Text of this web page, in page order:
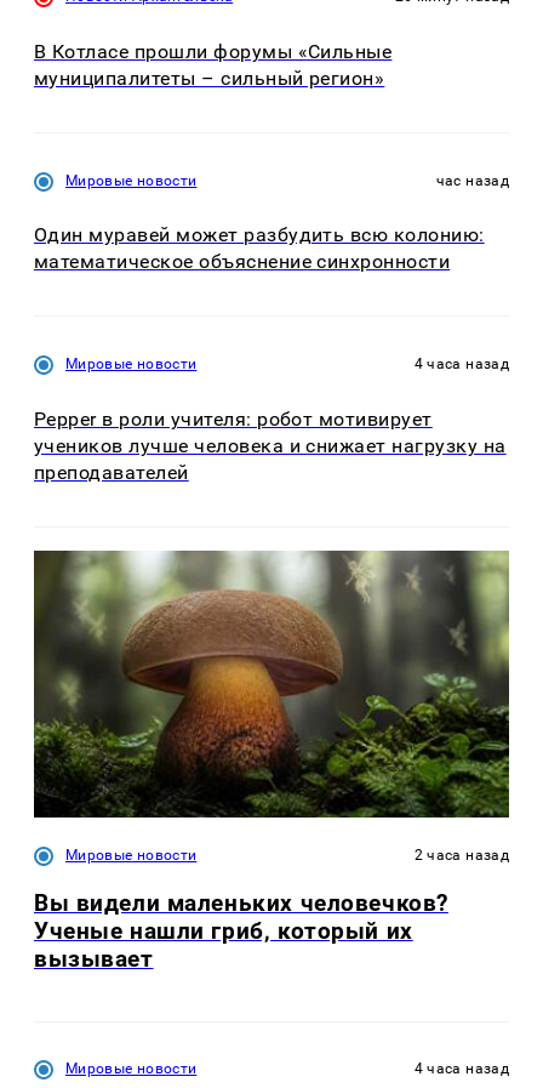
В Котласе прошли форумы «Сильные
муниципалитеты – сильный регион»
Мировые новости час назад
Один муравей может разбудить всю колонию:
математическое объяснение синхронности
Мировые новости 4 часа назад
Pepper в роли учителя: робот мотивирует
учеников лучше человека и снижает нагрузку на
преподавателей
Мировые новости 2 часа назад
Вы видели маленьких человечков?
Ученые нашли гриб, который их
вызывает
Мировые новости 4 часа назад